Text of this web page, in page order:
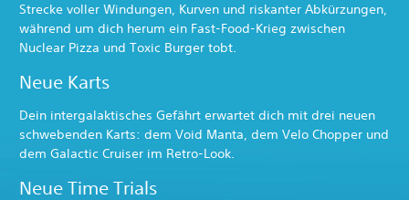
Strecke voller Windungen, Kurven und riskanter Abkürzungen,
während um dich herum ein Fast-Food-Krieg zwischen
Nuclear Pizza und Toxic Burger tobt.
Neue Karts
Dein intergalaktisches Gefährt erwartet dich mit drei neuen
schwebenden Karts: dem Void Manta, dem Velo Chopper und
dem Galactic Cruiser im Retro-Look.
Neue Time Trials